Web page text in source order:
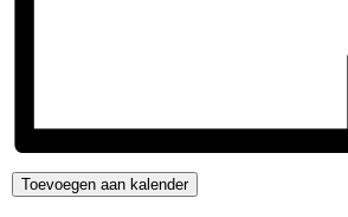
Toevoegen aan kalender